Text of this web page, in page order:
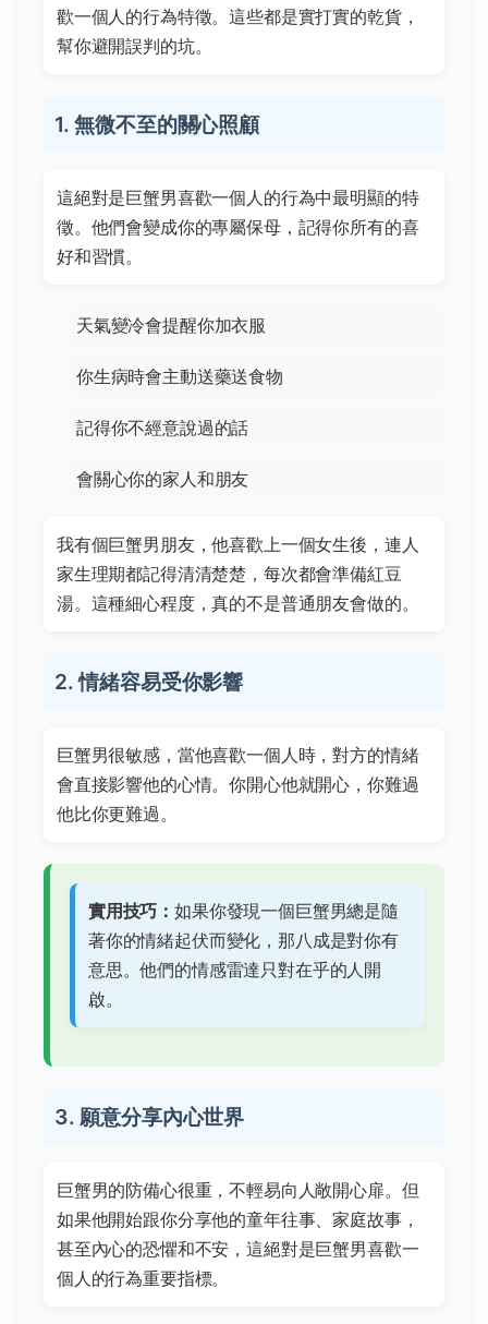
歡一個人的行為特徵。這些都是實打實的乾貨，
幫你避開誤判的坑。
1. 無微不至的關心照顧
這絕對是巨蟹男喜歡一個人的行為中最明顯的特
徵。他們會變成你的專屬保母，記得你所有的喜
好和習慣。
天氣變冷會提醒你加衣服
你生病時會主動送藥送食物
記得你不經意說過的話
會關心你的家人和朋友
我有個巨蟹男朋友，他喜歡上一個女生後，連人
家生理期都記得清清楚楚，每次都會準備紅豆
湯。這種細心程度，真的不是普通朋友會做的。
2. 情緒容易受你影響
巨蟹男很敏感，當他喜歡一個人時，對方的情緒
會直接影響他的心情。你開心他就開心，你難過
他比你更難過。
實用技巧：如果你發現一個巨蟹男總是隨
著你的情緒起伏而變化，那八成是對你有
意思。他們的情感雷達只對在乎的人開
啟。
3. 願意分享內心世界
巨蟹男的防備心很重，不輕易向人敞開心扉。但
如果他開始跟你分享他的童年往事、家庭故事，
甚至內心的恐懼和不安，這絕對是巨蟹男喜歡一
個人的行為重要指標。